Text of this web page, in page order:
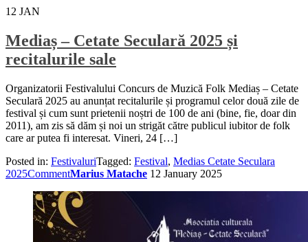
12 JAN
Mediaș – Cetate Seculară 2025 și
recitalurile sale
Organizatorii Festivalului Concurs de Muzică Folk Mediaș – Cetate
Seculară 2025 au anunțat recitalurile și programul celor două zile de
festival și cum sunt prietenii noștri de 100 de ani (bine, fie, doar din
2011), am zis să dăm și noi un strigăt către publicul iubitor de folk
care ar putea fi interesat. Vineri, 24 […]
Posted in: FestivaluriTagged: Festival, Medias Cetate Seculara
2025CommentMarius Matache 12 January 2025